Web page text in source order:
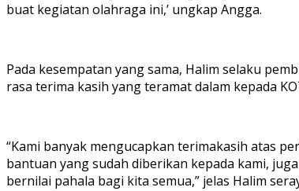
buat kegiatan olahraga ini,’ ungkap Angga.
Pada kesempatan yang sama, Halim selaku
rasa terima kasih yang teramat dalam kepada
“Kami banyak mengucapkan terimakasih atas
bantuan yang sudah diberikan kepada kami,
bernilai pahala bagi kita semua,” jelas Halim